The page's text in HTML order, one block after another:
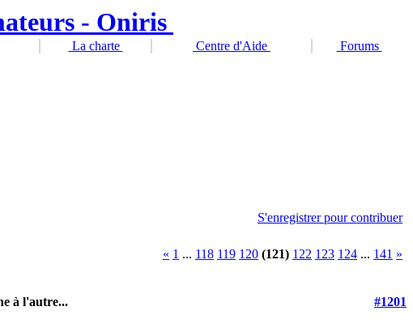
La charte Centre d'Aide
Forums
S'enregistrer pour contribuer
« 1 ... 118 119 120 (121) 122 123 124 ... 141 »
à l'autre...
#1201